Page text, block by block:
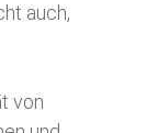
auch,
von